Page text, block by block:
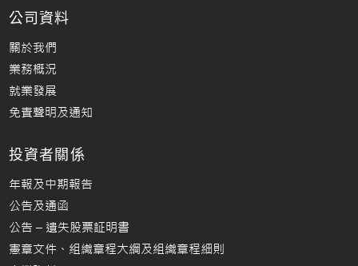
公司資料
關於我們
業務概況
就業發展
免責聲明及通知
投資者關係
年報及中期報告
公告及通函
公告 – 遺失股票証明書
憲章文件、組織章程大綱及組織章程細則